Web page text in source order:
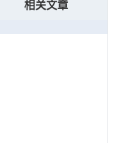
相关文章